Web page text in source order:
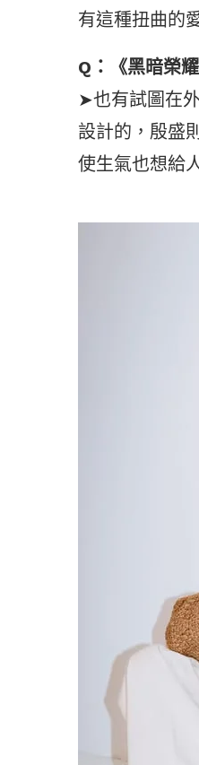
有這種扭曲的
Q：《黑暗榮
➤也有試圖在
設計的，殷盛
使生氣也想給